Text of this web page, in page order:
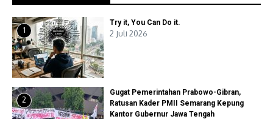
1
Try it, You Can Do it.
2 Juli 2026
2
Gugat Pemerintahan Prabowo-Gibran,
Ratusan Kader PMII Semarang Kepung
Kantor Gubernur Jawa Tengah